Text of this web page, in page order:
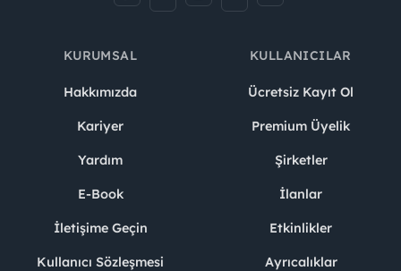
KURUMSAL
Hakkımızda
Kariyer
Yardım
E-Book
İletişime Geçin
Kullanıcı Sözleşmesi
KULLANICILAR
Ücretsiz Kayıt Ol
Premium Üyelik
Şirketler
İlanlar
Etkinlikler
Ayrıcalıklar